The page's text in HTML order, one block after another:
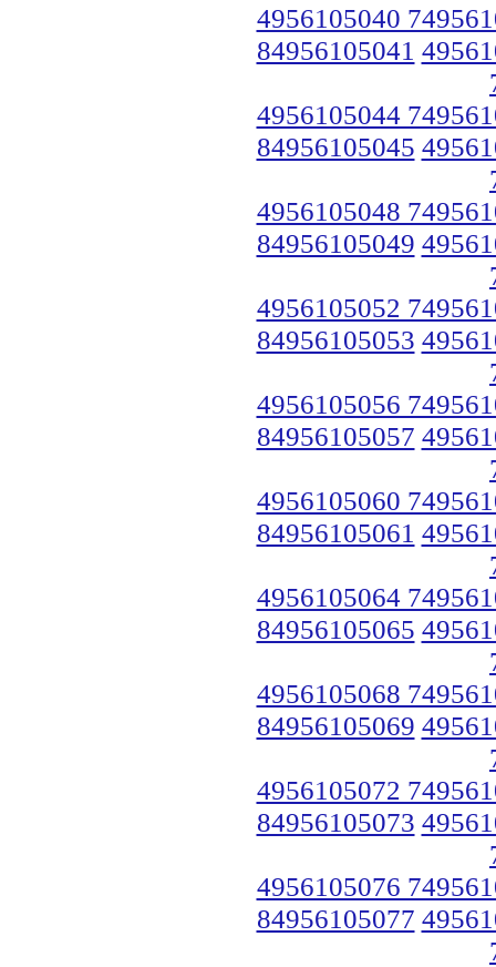
4956105040
84956105041
4956105044
84956105045
4956105048
84956105049
4956105052
84956105053
4956105056
84956105057
4956105060
84956105061
4956105064
84956105065
4956105068
84956105069
4956105072
84956105073
4956105076
84956105077